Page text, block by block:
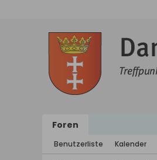
Foren
Benutzerliste Kalender